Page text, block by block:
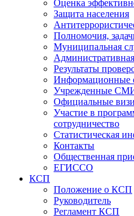
Оценка
Защита населения
Полномочия,
Муниципальная
Результаты
Информационные
Учрежденные
Официальные
Участие в
сотрудничество
Статистическая
Контакты
Общественная
ЕГИССО
КСП
Положение о КСП
Руководитель
Регламент КСП